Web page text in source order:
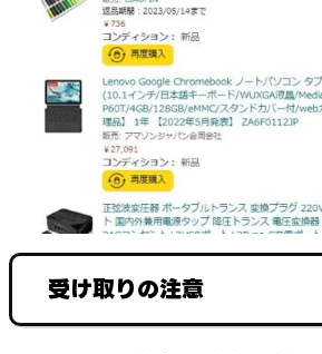
受け取りの注意